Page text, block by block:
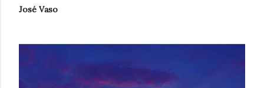
José Vaso